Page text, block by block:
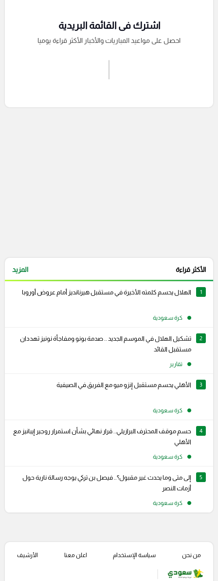
اشترك فى القائمة البريدية
احصل على مواعيد المباريات والأخبار الأكثر قراءة يوميا
الأكثر قراءة المزيد
1 الهلال يحسم كلمته الأخيرة في مستقبل هيرنانديز أمام عروض أوروبا
كرة سعودية
2
تشكيل الهلال في الموسم الجديد .. صدمة بونو ومفاجأة نونيز تهددان
مستقبل القائد
تقارير
3 الأهلي يحسم مستقبل إنزو ميو مع الفريق في الصيفية
كرة سعودية
4
حسم موقف المحترف البرازيلي.. قرار نهائي بشأن استمرار روجير إيبانيز مع
الأهلي
كرة سعودية
5
إلى متى وما يحدث غير مقبول؟.. فيصل بن تركي يوجه رسالة نارية حول
أزمات النصر
كرة سعودية
من نحن سياسة الإستخدام اعلن معنا الأرشيف